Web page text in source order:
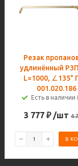
Резак
удлинённый
L=1000, ∠135°
001.020.186
Есть в наличии
3 777 ₽ /шт 4
В